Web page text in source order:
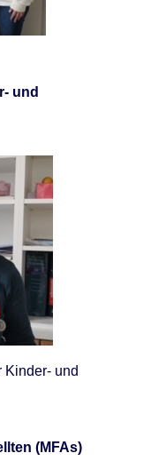
und
Kinder- und
(MFAs)